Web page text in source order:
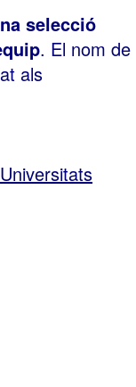
selecció
. El nom de
als